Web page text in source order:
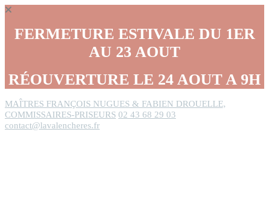
FERMETURE ESTIVALE DU 1ER
AU 23 AOUT
RÉOUVERTURE LE 24 AOUT A 9H
MAÎTRES FRANÇOIS NUGUES & FABIEN DROUELLE,
COMMISSAIRES-PRISEURS 02 43 68 29 03
contact@lavalencheres.fr
Panneau de gestion des cookies